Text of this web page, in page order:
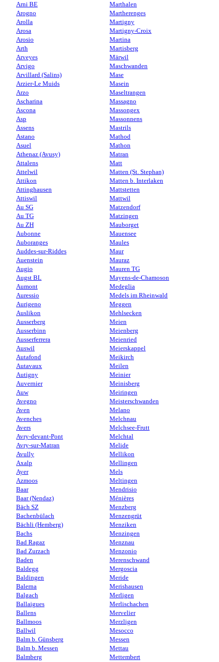
Arni BE
Arogno
Arolla
Arosa
Arosio
Arth
Arveyes
Arvigo
Arvillard (Salins)
Arzier-Le Muids
Arzo
Ascharina
Ascona
Asp
Assens
Astano
Asuel
Athenaz (Avusy)
Attalens
Attelwil
Attikon
Attinghausen
Attiswil
Au SG
Au TG
Au ZH
Aubonne
Auboranges
Auddes-sur-Riddes
Auenstein
Augio
Augst BL
Aumont
Auressio
Aurigeno
Auslikon
Ausserberg
Ausserbinn
Ausserferrera
Auswil
Autafond
Autavaux
Autigny
Auvernier
Auw
Avegno
Aven
Avenches
Avers
Avry-devant-Pont
Avry-sur-Matran
Avully
Axalp
Ayer
Azmoos
Baar
Baar (Nendaz)
Bäch SZ
Bachenbülach
Bächli (Hemberg)
Bachs
Bad Ragaz
Bad Zurzach
Baden
Baldegg
Baldingen
Balerna
Balgach
Ballaigues
Ballens
Ballmoos
Ballwil
Balm b. Günsberg
Balm b. Messen
Balmberg
Marthalen
Martherenges
Martigny
Martigny-Croix
Martina
Martisberg
Märwil
Maschwanden
Mase
Masein
Maseltrangen
Massagno
Massongex
Massonnens
Mastrils
Mathod
Mathon
Matran
Matt
Matten (St. Stephan)
Matten b. Interlaken
Mattstetten
Mattwil
Matzendorf
Matzingen
Mauborget
Mauensee
Maules
Maur
Mauraz
Mauren TG
Mayens-de-Chamoson
Medeglia
Medels im Rheinwald
Meggen
Mehlsecken
Meien
Meienberg
Meienried
Meierskappel
Meikirch
Meilen
Meinier
Meinisberg
Meiringen
Meisterschwanden
Melano
Melchnau
Melchsee-Frutt
Melchtal
Melide
Mellikon
Mellingen
Mels
Meltingen
Mendrisio
Ménières
Menzberg
Menzengrüt
Menziken
Menzingen
Menznau
Menzonio
Merenschwand
Mergoscia
Meride
Merishausen
Merligen
Merlischachen
Mervelier
Merzligen
Mesocco
Messen
Mettau
Mettembert